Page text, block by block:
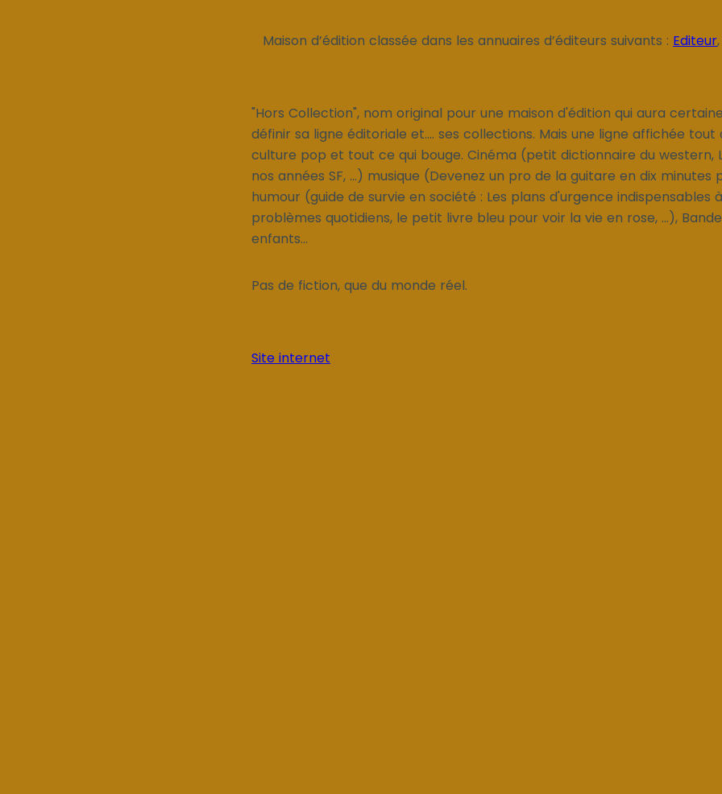
Maison d’édition classée dans les annuaires d’éditeurs suivants : Editeur,
"Hors Collection", nom original pour une maison d'édition qui aura
définir sa ligne éditoriale et.... ses collections. Mais une ligne affichée
culture pop et tout ce qui bouge. Cinéma (petit dictionnaire du western,
nos années SF, ...) musique (Devenez un pro de la guitare en dix minutes
humour (guide de survie en société : Les plans d'urgence indispensables
problèmes quotidiens, le petit livre bleu pour voir la vie en rose, ...),
enfants...
Pas de fiction, que du monde réel.
Site internet